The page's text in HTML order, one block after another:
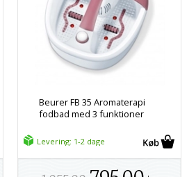
Beurer FB 35 Aromaterapi
fodbad med 3 funktioner
Levering: 1-2 dage